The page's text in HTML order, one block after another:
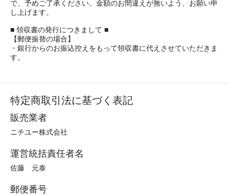
で、予めご了承ください。金額のお間違えが無いよう、お願い申
し上げます。
■ 領収書の発行につきまして ■
【郵便振替の場合】
・銀行からのお振込控えをもって領収書に代えさせていただきま
す。
特定商取引法に基づく表記
販売業者
ニチユー株式会社
運営統括責任者名
佐藤 元泰
郵便番号